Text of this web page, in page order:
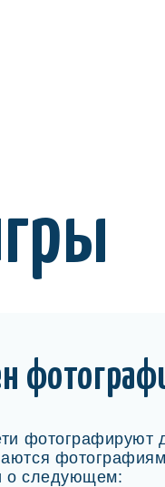
фотографируют
о следующем: